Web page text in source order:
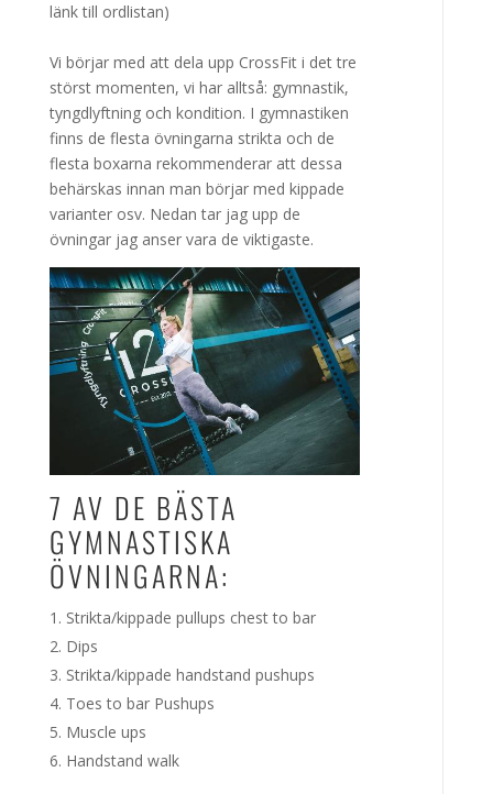
länk till ordlistan)
Vi börjar med att dela upp CrossFit i det tre
störst momenten, vi har alltså: gymnastik,
tyngdlyftning och kondition. I gymnastiken
finns de flesta övningarna strikta och de
flesta boxarna rekommenderar att dessa
behärskas innan man börjar med kippade
varianter osv. Nedan tar jag upp de
övningar jag anser vara de viktigaste.
7 AV DE BÄSTA
GYMNASTISKA
ÖVNINGARNA:
Strikta/kippade pullups chest to bar
Dips
Strikta/kippade handstand pushups
Toes to bar Pushups
Muscle ups
Handstand walk